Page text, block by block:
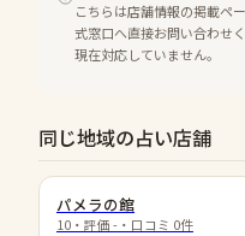
こちらは店舗情報の掲載ペ
式窓口へ直接お問い合わせ
現在対応していません。
同じ地域の占い店舗
パメラの館
10 ・評価 - ・口コミ 0件